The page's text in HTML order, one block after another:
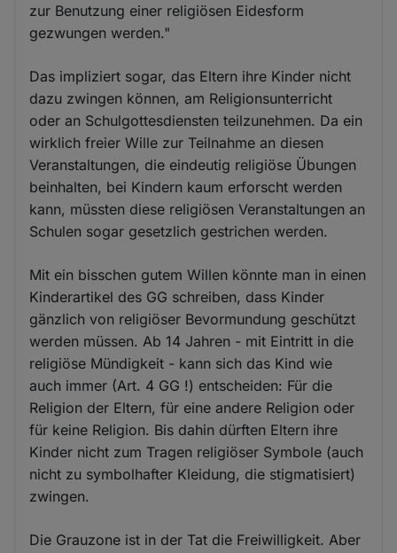
zur Benutzung einer religiösen Eidesform
gezwungen werden."
Das impliziert sogar, das Eltern ihre Kinder nicht
dazu zwingen können, am Religionsunterricht
oder an Schulgottesdiensten teilzunehmen. Da ein
wirklich freier Wille zur Teilnahme an diesen
Veranstaltungen, die eindeutig religiöse Übungen
beinhalten, bei Kindern kaum erforscht werden
kann, müssten diese religiösen Veranstaltungen an
Schulen sogar gesetzlich gestrichen werden.
Mit ein bisschen gutem Willen könnte man in einen
Kinderartikel des GG schreiben, dass Kinder
gänzlich von religiöser Bevormundung geschützt
werden müssen. Ab 14 Jahren - mit Eintritt in die
religiöse Mündigkeit - kann sich das Kind wie
auch immer (Art. 4 GG !) entscheiden: Für die
Religion der Eltern, für eine andere Religion oder
für keine Religion. Bis dahin dürften Eltern ihre
Kinder nicht zum Tragen religiöser Symbole (auch
nicht zu symbolhafter Kleidung, die stigmatisiert)
zwingen.
Die Grauzone ist in der Tat die Freiwilligkeit. Aber